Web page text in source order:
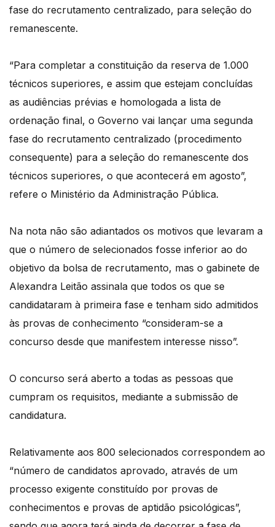
fase do recrutamento centralizado, para seleção do
remanescente.
“Para completar a constituição da reserva de 1.000
técnicos superiores, e assim que estejam concluídas
as audiências prévias e homologada a lista de
ordenação final, o Governo vai lançar uma segunda
fase do recrutamento centralizado (procedimento
consequente) para a seleção do remanescente dos
técnicos superiores, o que acontecerá em agosto”,
refere o Ministério da Administração Pública.
Na nota não são adiantados os motivos que levaram a
que o número de selecionados fosse inferior ao do
objetivo da bolsa de recrutamento, mas o gabinete de
Alexandra Leitão assinala que todos os que se
candidataram à primeira fase e tenham sido admitidos
às provas de conhecimento “consideram-se a
concurso desde que manifestem interesse nisso”.
O concurso será aberto a todas as pessoas que
cumpram os requisitos, mediante a submissão de
candidatura.
Relativamente aos 800 selecionados correspondem ao
“número de candidatos aprovado, através de um
processo exigente constituído por provas de
conhecimentos e provas de aptidão psicológicas”,